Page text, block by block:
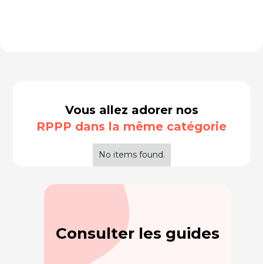
Vous allez adorer nos
RPPP dans la même catégorie
No items found.
Consulter les guides